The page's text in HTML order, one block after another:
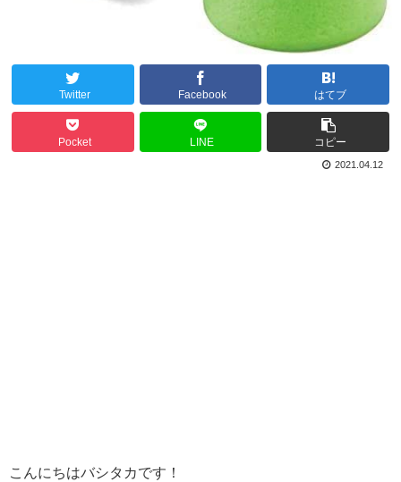
Twitter Facebook はてブ
Pocket LINE コピー
2021.04.12
こんにちはバシタカです！